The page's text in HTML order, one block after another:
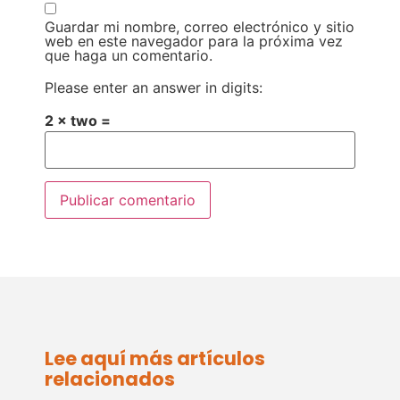
Lee aquí más artículos
relacionados
Guardar mi nombre, correo electrónico y sitio
web en este navegador para la próxima vez
que haga un comentario.
Please enter an answer in digits:
2 × two =